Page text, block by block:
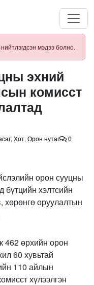
мэдээ болно.
эхний
комисст
, Хот, Орон нутаг 0
орон сууцны
бүтцийн хэлтсийн
хөрөнгө оруулалтын
462 өрхийн орон
60 хувьтай
110 айлын
хүлээлгэн